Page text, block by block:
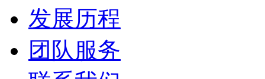
发展历程
团队服务